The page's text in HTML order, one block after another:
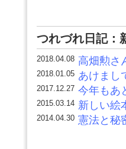
つれづれ日記：
2018.04.08 高畑勲さ
2018.01.05 あけまし
2017.12.27 今年もあ
2015.03.14 新しい絵
2014.04.30 憲法と秘